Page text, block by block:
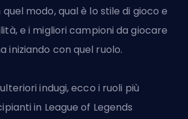
modo, qual è lo stile di gioco e
e i miglioricampionida giocare
iniziando con quel ruolo.
indugi, ecco i ruoli più
in League of Legends